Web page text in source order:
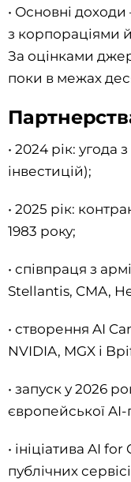
• Основні доходи
з корпораціями
За оцінками
поки в межах
• 2024 рік: угода
інвестицій);
• 2025 рік:
1983 року;
• співпраця з
Stellantis, CMA,
• створення AI
NVIDIA, MGX і
• запуск у 2026
європейської
• ініціатива AI
публічних